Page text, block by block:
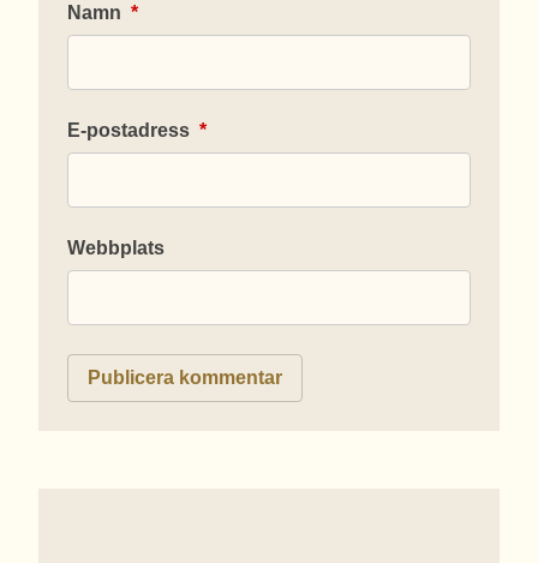
Namn *
E-postadress *
Webbplats